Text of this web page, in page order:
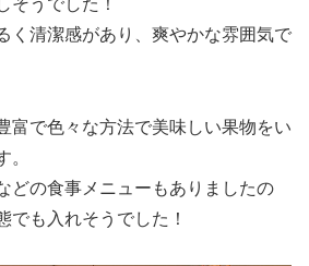
く清潔感があり、爽やかな雰囲気で
富で色々な方法で美味しい果物をい
。
どの食事メニューもありましたの
でも入れそうでした！